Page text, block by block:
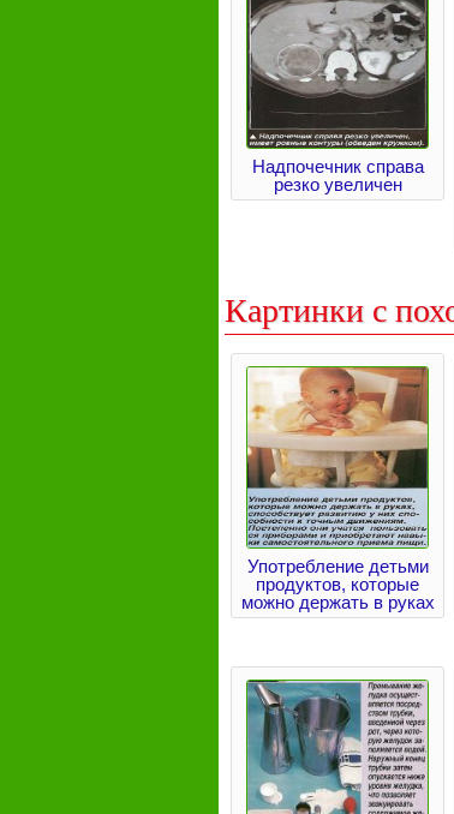
Надпочечник справа
резко увеличен
Картинки с
Употребление детьми
продуктов, которые
можно держать в руках